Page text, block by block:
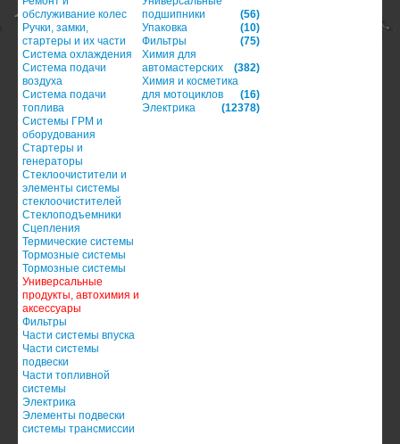
обслуживание колес
Ручки, замки,
стартеры и их части
Система охлаждения
Система подачи
воздуха
Система подачи
топлива
Системы ГРМ и
оборудования
Стартеры и
генераторы
Стеклоочистители и
элементы системы
стеклоочистителей
Стеклоподъемники
Сцепления
Термические системы
Тормозные системы
Тормозные системы
Универсальные
продукты, автохимия и
аксессуары
Фильтры
Части системы впуска
Части системы
подвески
Части топливной
системы
Электрика
Элементы подвески
системы трансмиссии
подшипники
(56)
Упаковка
(10)
Фильтры
(75)
Химия для
автомастерских
(382)
Химия и косметика
для мотоциклов
(16)
Электрика
(12378)